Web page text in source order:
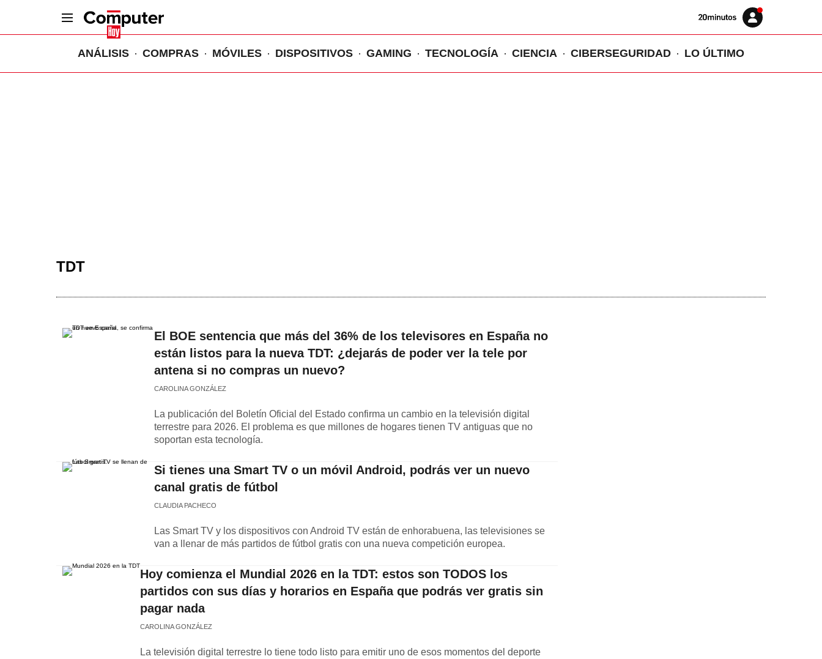
Volver
Iniciar
sesión
ANÁLISIS COMPRAS MÓVILES DISPOSITIVOS GAMING TECNOLOGÍA CIENCIA CIBERSEGURIDAD LO ÚLTIMO
TDT
El BOE sentencia que más del 36% de los televisores en España no
están listos para la nueva TDT: ¿dejarás de poder ver la tele por
antena si no compras un nuevo?
CAROLINA GONZÁLEZ
La publicación del Boletín Oficial del Estado confirma un cambio en la televisión digital
terrestre para 2026. El problema es que millones de hogares tienen TV antiguas que no
soportan esta tecnología.
Si tienes una Smart TV o un móvil Android, podrás ver un nuevo
canal gratis de fútbol
CLAUDIA PACHECO
Las Smart TV y los dispositivos con Android TV están de enhorabuena, las televisiones se
van a llenar de más partidos de fútbol gratis con una nueva competición europea.
Hoy comienza el Mundial 2026 en la TDT: estos son TODOS los
partidos con sus días y horarios en España que podrás ver gratis sin
pagar nada
CAROLINA GONZÁLEZ
La televisión digital terrestre lo tiene todo listo para emitir uno de esos momentos del deporte